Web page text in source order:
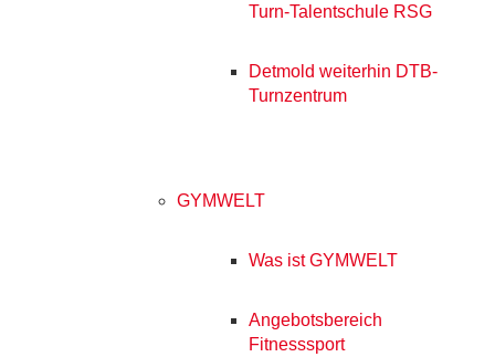
Turn-Talentschule RSG
Detmold weiterhin DTB-
Turnzentrum
GYMWELT
Was ist GYMWELT
Angebotsbereich
Fitnesssport